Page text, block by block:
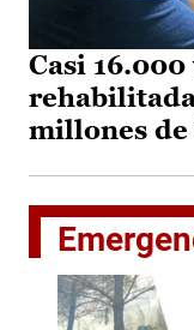
Casi
millones